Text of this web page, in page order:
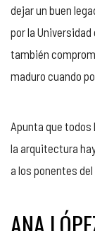
dejar un buen
por la
también
maduro cuando
Apunta que
la arquitectura
a los ponentes del
ANA